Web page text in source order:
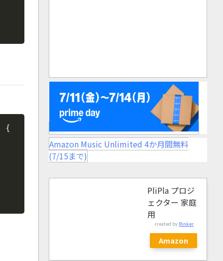
{Copy
Amazon Music Unlimited 4か月間無料
(7/15まで)
PliPla プロジ
ェクター 家庭
用
created by Rinker
Amazon